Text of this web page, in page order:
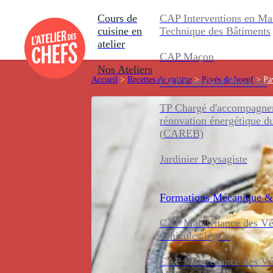
Cours de
cuisine en
atelier
Nos Ateliers
CAP Interventions en
Technique des Bâtiments
CAP Maçon
CAP Carreleur Mosaïste
TP Chargé
rénovation énergétique
(CAREB)
Jardinier Paysagiste
Formations Mécanique
CAP Maintenance des
véhicules légers
CAP Maintenance des
Accueil > Recettes de cuisine > Pavés de boeuf >